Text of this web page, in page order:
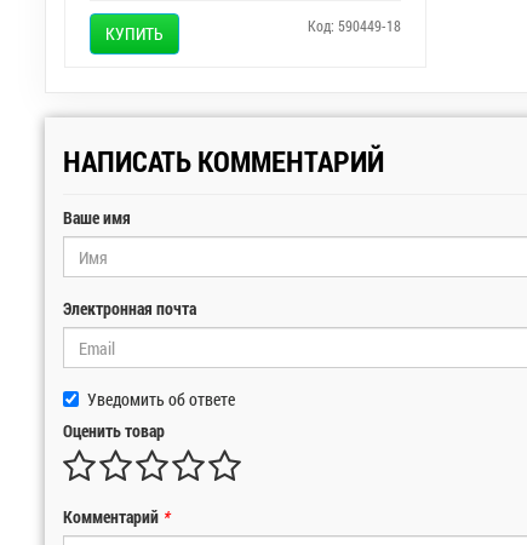
КУПИТЬ Код: 590449-18
НАПИСАТЬ КОММЕНТАРИЙ
Ваше имя
Электронная почта
Уведомить об ответе
Оценить товар
Комментарий *